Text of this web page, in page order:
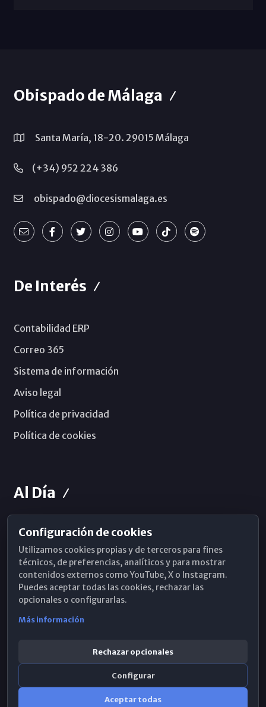
Obispado de Málaga
Santa María, 18-20. 29015 Málaga
(+34) 952 224 386
obispado@diocesismalaga.es
De Interés
Contabilidad ERP
Correo 365
Sistema de información
Aviso legal
Política de privacidad
Política de cookies
Al Día
Horarios de Misa
Hemeroteca
WhatsApp
Configuración de cookies
Utilizamos cookies propias y de terceros para fines
técnicos, de preferencias, analíticos y para mostrar
contenidos externos como YouTube, X o Instagram.
Puedes aceptar todas las cookies, rechazar las
opcionales o configurarlas.
Más información
Rechazar opcionales
Configurar
Aceptar todas